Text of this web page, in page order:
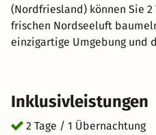
(Nordfriesland) können Sie
frischen Nordseeluft
einzigartige Umgebung und
um sich einen
vielen Sehenswürdigkeiten
Meer. In Husum
Freuen Sie sich auf
Inklusivleistungen
2 Tage / 1 Übernachtung